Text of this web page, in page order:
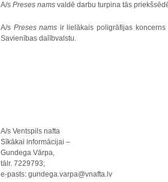
A/sPreses nams valdē darbu turpina tās
A/s Preses nams ir lielākais poligrāfijas
Savienības dalībvalstu.
A/s Ventspils nafta
Sīkākai informācijai –
Gundega Vārpa,
tālr. 7229793;
e-pasts: gundega.varpa@vnafta.lv